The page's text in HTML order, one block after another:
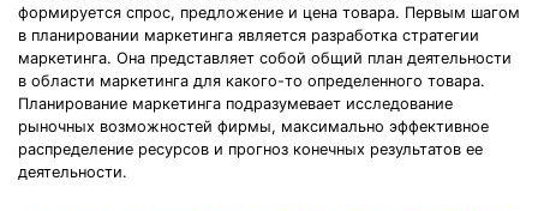
формируется спрос, предложение и цена товара. Первым шагом
в планировании маркетинга является разработка стратегии
маркетинга. Она представляет собой общий план деятельности
в области маркетинга для какого-то определенного товара.
Планирование маркетинга подразумевает исследование
рыночных возможностей фирмы, максимально эффективное
распределение ресурсов и прогноз конечных результатов ее
деятельности.